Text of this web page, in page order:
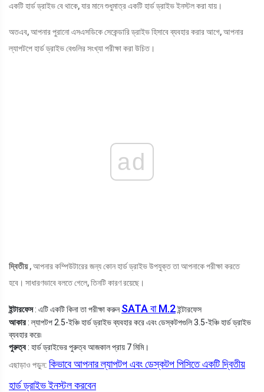
একটি হার্ড ড্রাইভ বে থাকে, যার মানে শুধুমাত্র একটি হার্ড ড্রাইভ ইনস্টল করা যায়।
অতএব, আপনার পুরানো এসএসডিকে সেকেন্ডারি ড্রাইভ হিসাবে ব্যবহার করার আগে, আপনার
ল্যাপটপে হার্ড ড্রাইভ বেগুলির সংখ্যা পরীক্ষা করা উচিত।
ad
দ্বিতীয়, আপনার কম্পিউটারের জন্য কোন হার্ড ড্রাইভ উপযুক্ত তা আপনাকে পরীক্ষা করতে
হবে। সাধারণভাবে বলতে গেলে, তিনটি কারণ রয়েছে।
ইন্টারফেস: এটি একটি কিনা তা পরীক্ষা করুনSATA বা M.2ইন্টারফেস
আকার: ল্যাপটপ 2.5-ইঞ্চি হার্ড ড্রাইভ ব্যবহার করে এবং ডেস্কটপগুলি 3.5-ইঞ্চি হার্ড ড্রাইভ
ব্যবহার করে৷
পুরুত্ব: হার্ড ড্রাইভের পুরুত্ব আজকাল প্রায় 7 মিমি।
এছাড়াও পড়ুন: কিভাবে আপনার ল্যাপটপ এবং ডেস্কটপ পিসিতে একটি দ্বিতীয়
হার্ড ড্রাইভ ইনস্টল করবেন